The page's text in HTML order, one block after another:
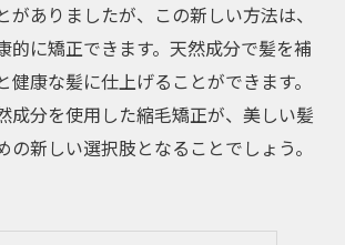
がありましたが、この新しい方法は、
的に矯正できます。天然成分で髪を補
健康な髪に仕上げることができます。
成分を使用した縮毛矯正が、美しい髪
の新しい選択肢となることでしょう。